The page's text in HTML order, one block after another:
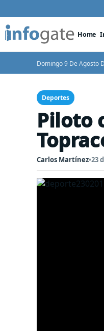
Home
Domingo 9 De Agosto
Deportes
Piloto
Carlos Martínez•23